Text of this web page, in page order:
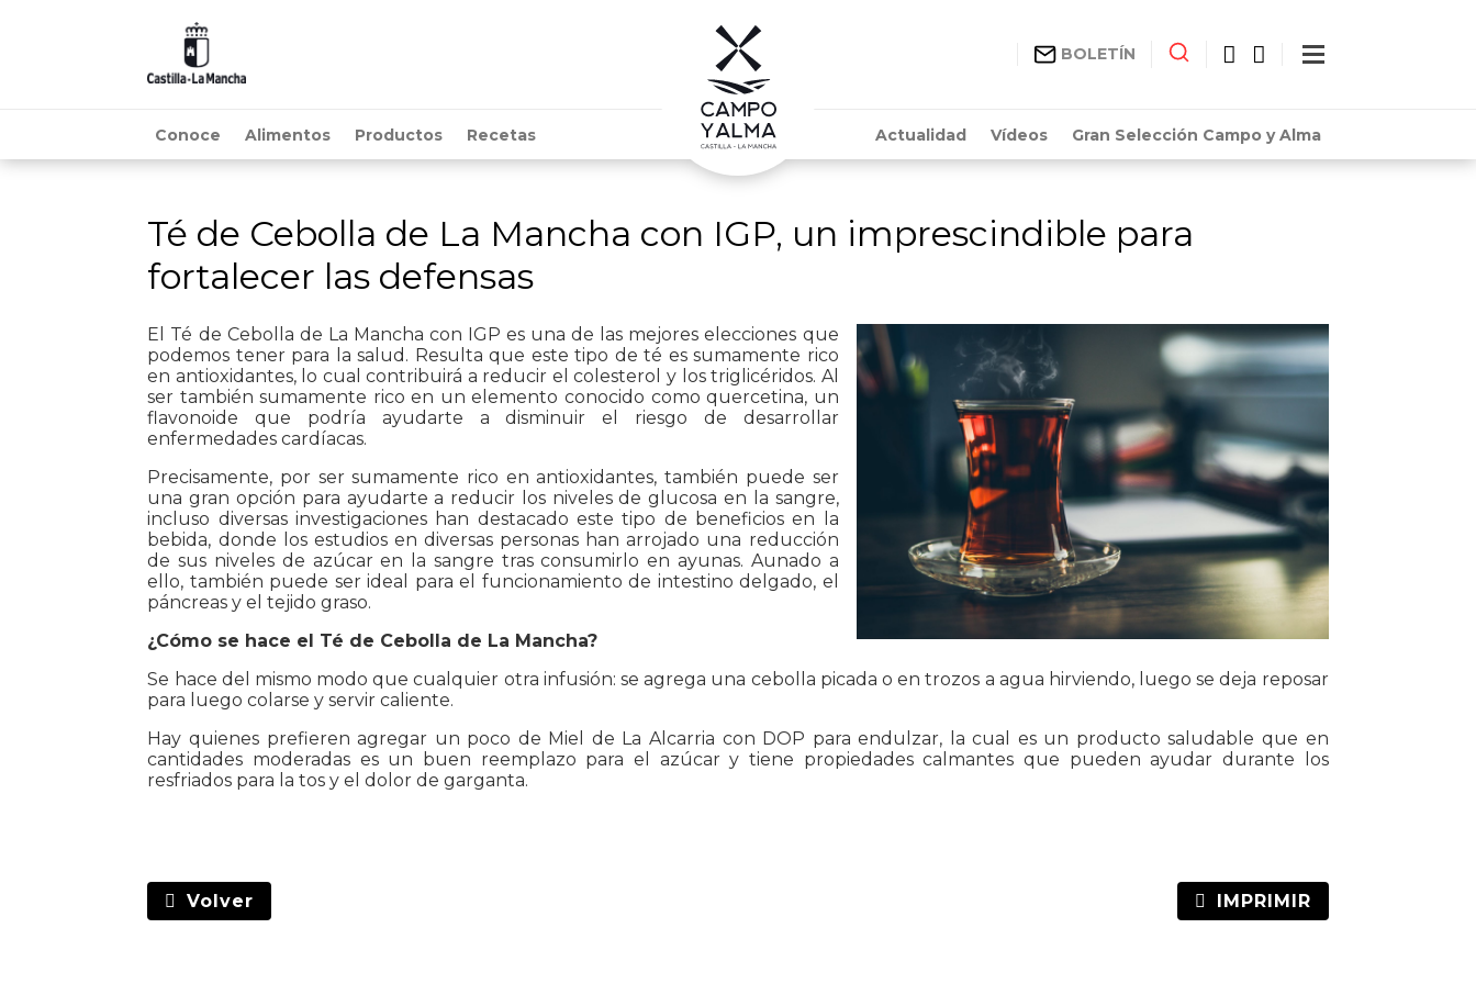
BOLETÍN
Conoce Alimentos Productos Recetas Actualidad Vídeos Gran Selección Campo y Alma
Té de Cebolla de La Mancha con IGP, un imprescindible para
fortalecer las defensas
El Té de Cebolla de La Mancha con IGP es una de las mejores elecciones que
podemos tener para la salud. Resulta que este tipo de té es sumamente rico
en antioxidantes, lo cual contribuirá a reducir el colesterol y los triglicéridos. Al
ser también sumamente rico en un elemento conocido como quercetina, un
flavonoide que podría ayudarte a disminuir el riesgo de desarrollar
enfermedades cardíacas.
Precisamente, por ser sumamente rico en antioxidantes, también puede ser
una gran opción para ayudarte a reducir los niveles de glucosa en la sangre,
incluso diversas investigaciones han destacado este tipo de beneficios en la
bebida, donde los estudios en diversas personas han arrojado una reducción
de sus niveles de azúcar en la sangre tras consumirlo en ayunas. Aunado a
ello, también puede ser ideal para el funcionamiento de intestino delgado, el
páncreas y el tejido graso.
¿Cómo se hace el Té de Cebolla de La Mancha?
Se hace del mismo modo que cualquier otra infusión: se agrega una cebolla picada o en trozos a agua hirviendo, luego se deja reposar
para luego colarse y servir caliente.
Hay quienes prefieren agregar un poco de Miel de La Alcarria con DOP para endulzar, la cual es un producto saludable que en
cantidades moderadas es un buen reemplazo para el azúcar y tiene propiedades calmantes que pueden ayudar durante los
resfriados para la tos y el dolor de garganta.
Volver IMPRIMIR